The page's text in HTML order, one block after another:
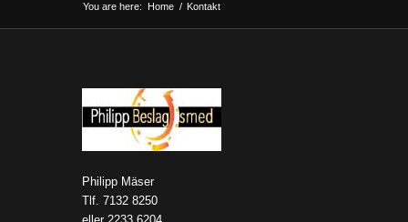
You are here: Home / Kontakt
Philipp Mäser
Tlf. 7132 8250